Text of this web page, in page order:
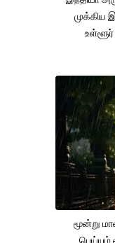
முக்கிய
உள்ளூர்
மூன்று